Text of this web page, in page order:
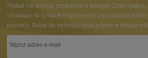
*Rabat nie dotyczy produktów z kategorii Złoto,
od wahań na rynkach finansowych oraz walorów
promocji. Rabat do wykorzystania jedynie w sklepie